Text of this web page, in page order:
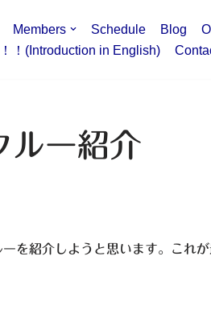
Members Schedule Blog
！(Introduction in English)
ー紹介
を紹介しようと思います。これ